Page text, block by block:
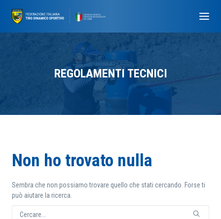
REGOLAMENTI TECNICI
Non ho trovato nulla
Sembra che non possiamo trovare quello che stati cercando. Forse ti
può aiutare la ricerca.